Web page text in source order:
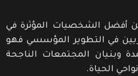
أفضل الشخصيات المؤثرة في
في التطوير المؤسسي فهو
وبنيان المجتمعات الناجحة
الحياة.